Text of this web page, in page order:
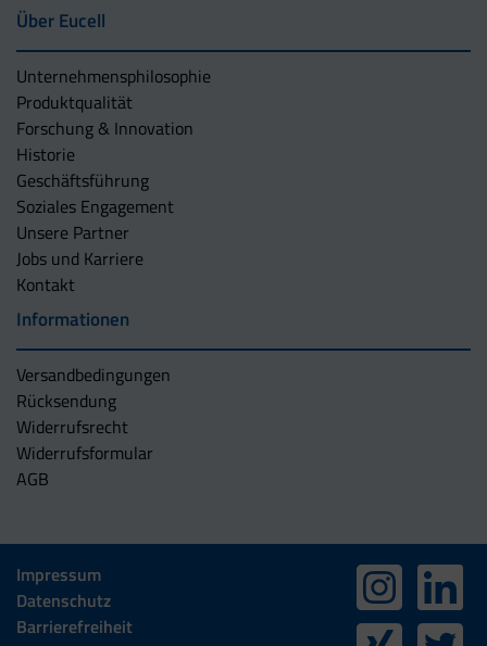
Über Eucell
Unternehmens­philosophie
Produktqualität
Forschung & Innovation
Historie
Geschäftsführung
Soziales Engagement
Unsere Partner
Jobs und Karriere
Kontakt
Informationen
Versandbedingungen
Rücksendung
Widerrufsrecht
Widerrufsformular
AGB
Impressum
Datenschutz
Barrierefreiheit